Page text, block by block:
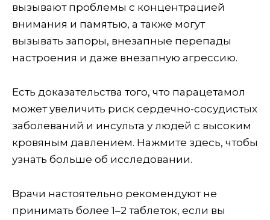
вызывают проблемы с концентрацией
внимания и памятью, а также могут
вызывать запоры, внезапные перепады
настроения и даже внезапную агрессию.
Есть доказательства того, что парацетамол
может увеличить риск сердечно-сосудистых
заболеваний и инсульта у людей с высоким
кровяным давлением. Нажмите здесь, чтобы
узнать больше об исследовании.
Врачи настоятельно рекомендуют не
принимать более 1–2 таблеток, если вы